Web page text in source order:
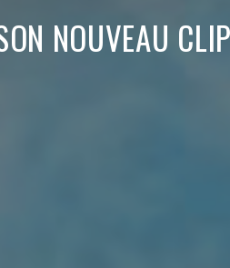
NOUVEAU